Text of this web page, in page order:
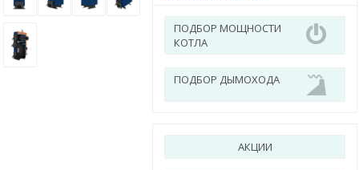
ПОДБОР МОЩНОСТИ
КОТЛА
ПОДБОР ДЫМОХОДА
АКЦИИ